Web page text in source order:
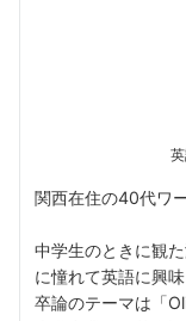
関西在住の40代ワ
中学生のときに観
に憧れて英語に興
卒論のテーマは「